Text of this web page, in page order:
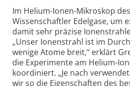
Im Helium-Ionen-Mikroskop
Wissenschaftler Edelgase, um
damit sehr präzise
„Unser Ionenstrahl ist im
wenige Atome breit,“ erklärt
die Experimente am Helium-
koordiniert. „Je nach
wir so die Eigenschaften des